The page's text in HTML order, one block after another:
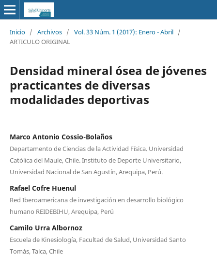
Inicio / Archivos / Vol. 33 Núm. 1 (2017): Enero - Abril /
ARTICULO ORIGINAL
Densidad mineral ósea de jóvenes
practicantes de diversas
modalidades deportivas
Marco Antonio Cossio-Bolaños
Departamento de Ciencias de la Actividad Física. Universidad
Católica del Maule, Chile. Instituto de Deporte Universitario,
Universidad Nacional de San Agustín, Arequipa, Perú.
Rafael Cofre Huenul
Red Iberoamericana de investigación en desarrollo biológico
humano REIDEBIHU, Arequipa, Perú
Camilo Urra Albornoz
Escuela de Kinesiología, Facultad de Salud, Universidad Santo
Tomás, Talca, Chile